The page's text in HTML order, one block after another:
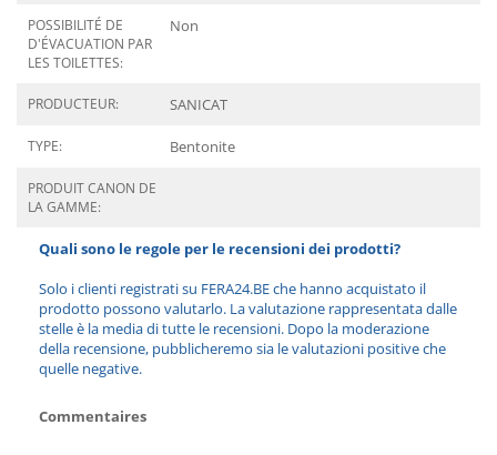
POSSIBILITÉ DE
D'ÉVACUATION PAR
LES TOILETTES:
Non
PRODUCTEUR: SANICAT
TYPE: Bentonite
PRODUIT CANON DE
LA GAMME:
Quali sono le regole per le recensioni dei prodotti?
Solo i clienti registrati su FERA24.BE che hanno acquistato il
prodotto possono valutarlo. La valutazione rappresentata dalle
stelle è la media di tutte le recensioni. Dopo la moderazione
della recensione, pubblicheremo sia le valutazioni positive che
quelle negative.
Commentaires